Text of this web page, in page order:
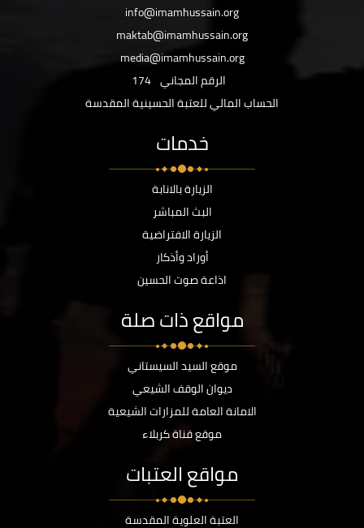
info@imamhussain.org
maktab@imamhussain.org
media@imamhussain.org
الرقم المجاني 174
الحساب المالي للعتبة الحسينية المقدسة
خدمات
الزيارة بالانابة
البث المباشر
الزيارة الافتراضية
أوراد وأذكار
اذاعة صوت الحسين
مواقع ذات صلة
موقع السيد السيستاني
ديوان الوقف الشيعي
الامانة العامة للمزارات الشيعية
موقع قناة كربلاء
مواقع العتبات
العتبة العلوية المقدسة